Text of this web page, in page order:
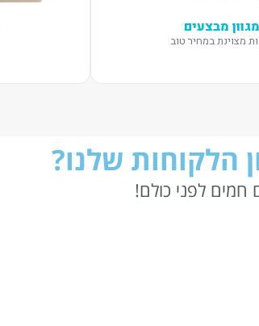
מגוון מבצעים
מצוינת במחיר טוב
הלקוחות שלנו?
חמים לפני כולם!